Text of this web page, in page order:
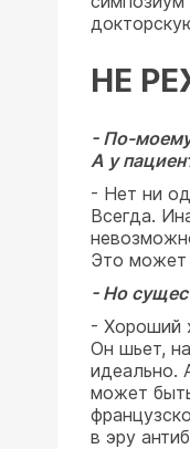
НЕ
- По-
А у
- Нет ни
Всегда.
Это может
- Но
- Хороший
Он шьет,
идеально.
может
в эру